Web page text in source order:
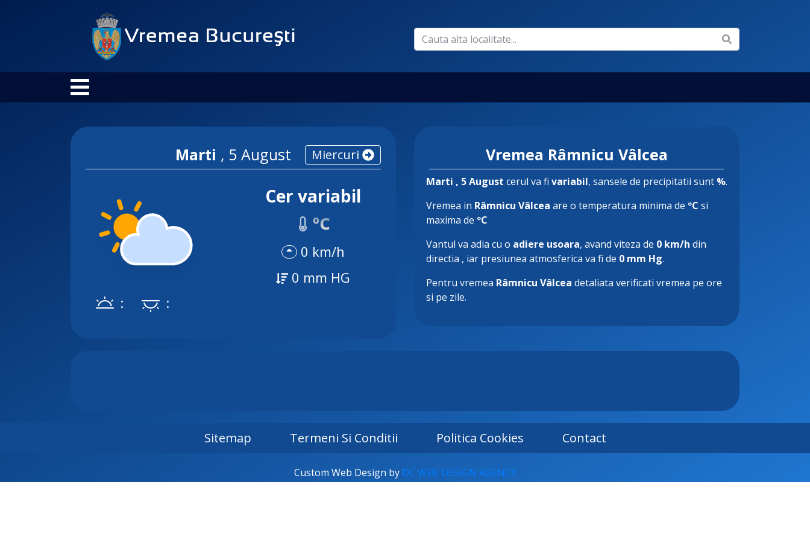
Marti , 5 August Miercuri
Cer variabil
ºC
0 km/h
0 mm HG
:
:
Vremea Râmnicu Vâlcea
Marti , 5 August cerul va fi variabil, sansele de precipitatii sunt %.
Vremea in Râmnicu Vâlcea are o temperatura minima de ºC si
maxima de ºC
Vantul va adia cu o adiere usoara, avand viteza de 0 km/h din
directia , iar presiunea atmosferica va fi de 0 mm Hg.
Pentru vremea Râmnicu Vâlcea detaliata verificati vremea pe ore
si pe zile.
Sitemap Termeni Si Conditii Politica Cookies Contact
Custom Web Design by DC WEB DESIGN AGENCY